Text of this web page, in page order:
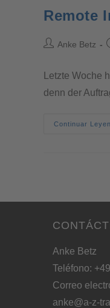
Remote
Anke Betz
Letzte Woche
denn der
Continuar
Anke Betz
Teléfono:
Correo
anke@a-z-